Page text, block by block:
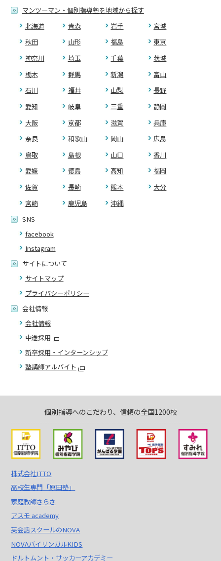
マンツーマン・個別指導塾を地域から探す
北海道
青森 岩手
宮城
秋田
山形 福島
東京
神奈川
埼玉 千葉
茨城
栃木
群馬 新潟
富山
石川
福井 山梨
長野
愛知
岐阜 三重
静岡
大阪
京都 滋賀
兵庫
奈良
和歌山 岡山
広島
鳥取
島根 山口
香川
愛媛
徳島 高知
福岡
佐賀
長崎 熊本
大分
宮崎
鹿児島
沖縄
SNS
facebook
Instagram
サイトについて
サイトマップ
プライバシーポリシー
会社情報
会社情報
中途採用
新卒採用・インターンシップ
塾講師アルバイト
個別指導へのこだわり、信頼の全国1200校
株式会社ITTO
高校生専門「原田塾」
家庭教師さらさ
アスモ academy
英会話スクールのNOVA
NOVAバイリンガルKIDS
ドルトムント・サッカーアカデミー